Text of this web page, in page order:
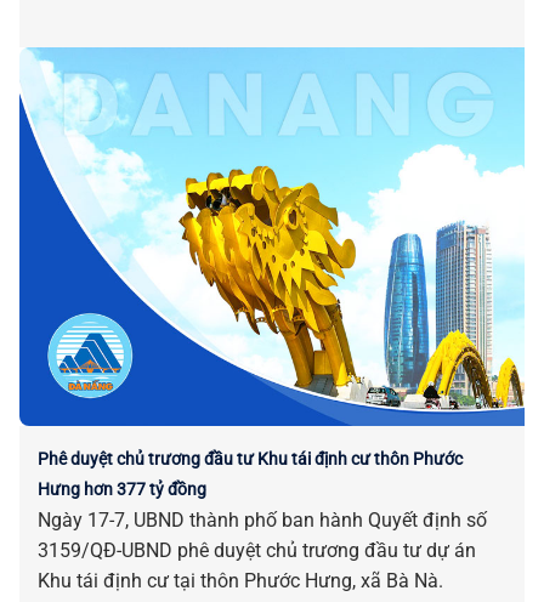
Phê duyệt chủ trương đầu tư Khu tái định cư thôn Phước
Hưng hơn 377 tỷ đồng
Ngày 17-7, UBND thành phố ban hành Quyết định số
3159/QĐ-UBND phê duyệt chủ trương đầu tư dự án
Khu tái định cư tại thôn Phước Hưng, xã Bà Nà.